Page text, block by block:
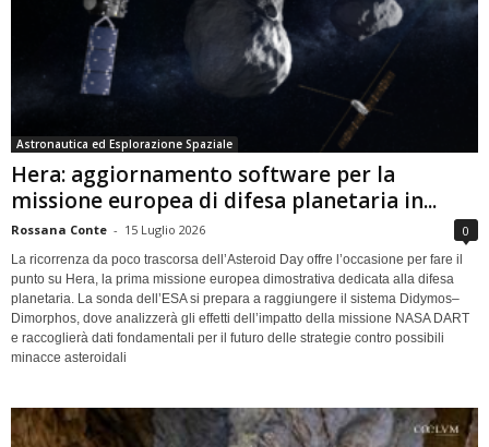
Astronautica ed Esplorazione Spaziale
Hera: aggiornamento software per la
missione europea di difesa planetaria in...
Rossana Conte - 15 Luglio 2026 0
La ricorrenza da poco trascorsa dell’Asteroid Day offre l’occasione per fare il
punto su Hera, la prima missione europea dimostrativa dedicata alla difesa
planetaria. La sonda dell’ESA si prepara a raggiungere il sistema Didymos–
Dimorphos, dove analizzerà gli effetti dell’impatto della missione NASA DART
e raccoglierà dati fondamentali per il futuro delle strategie contro possibili
minacce asteroidali